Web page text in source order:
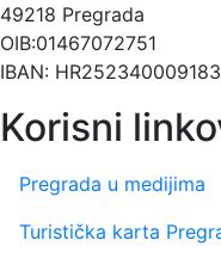
49218 Pregrada
OIB:01467072751
IBAN:
Korisni
Pregrada u medijima
Turistička karta